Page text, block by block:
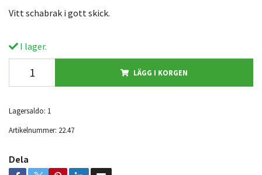
Vitt schabrak i gott skick.
I lager.
LÄGG I KORGEN
Lagersaldo: 1
Artikelnummer: 22.47
Dela